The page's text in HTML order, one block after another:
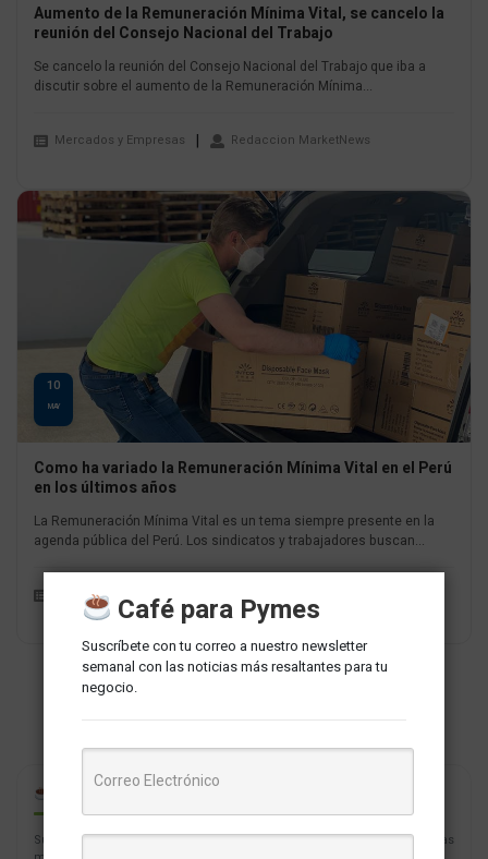
Aumento de la Remuneración Mínima Vital, se cancelo la
reunión del Consejo Nacional del Trabajo
Se cancelo la reunión del Consejo Nacional del Trabajo que iba a
discutir sobre el aumento de la Remuneración Mínima...
Mercados y Empresas Redaccion MarketNews
10
MAY
Como ha variado la Remuneración Mínima Vital en el Perú
en los últimos años
La Remuneración Mínima Vital es un tema siempre presente en la
agenda pública del Perú. Los sindicatos y trabajadores buscan...
Liderazgo y Management Redaccion MarketNews
Suscríbete con tu correo a nuestro newsletter semanal con las noticias
Café para Pymes
Suscríbete con tu correo a nuestro newsletter
semanal con las noticias más resaltantes para tu
negocio.